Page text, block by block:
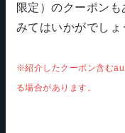
限定）のクーポン
みてはいかがでしょ
※紹介したクーポン含む
る場合があります。